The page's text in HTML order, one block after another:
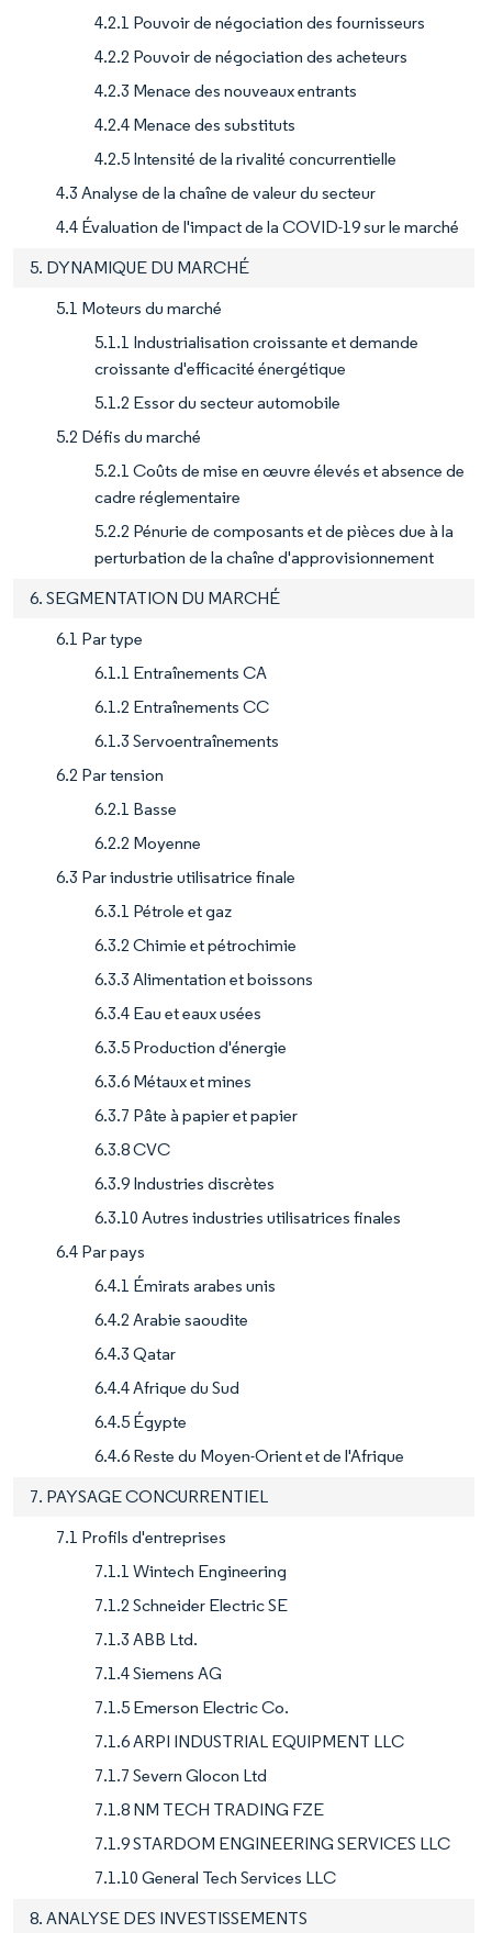
4.2.1 Pouvoir de négociation des fournisseurs
4.2.2 Pouvoir de négociation des acheteurs
4.2.3 Menace des nouveaux entrants
4.2.4 Menace des substituts
4.2.5 Intensité de la rivalité concurrentielle
4.3 Analyse de la chaîne de valeur du secteur
4.4 Évaluation de l'impact de la COVID-19 sur le marché
5. DYNAMIQUE DU MARCHÉ
5.1 Moteurs du marché
5.1.1 Industrialisation croissante et demande
croissante d'efficacité énergétique
5.1.2 Essor du secteur automobile
5.2 Défis du marché
5.2.1 Coûts de mise en œuvre élevés et absence de
cadre réglementaire
5.2.2 Pénurie de composants et de pièces due à la
perturbation de la chaîne d'approvisionnement
6. SEGMENTATION DU MARCHÉ
6.1 Par type
6.1.1 Entraînements CA
6.1.2 Entraînements CC
6.1.3 Servoentraînements
6.2 Par tension
6.2.1 Basse
6.2.2 Moyenne
6.3 Par industrie utilisatrice finale
6.3.1 Pétrole et gaz
6.3.2 Chimie et pétrochimie
6.3.3 Alimentation et boissons
6.3.4 Eau et eaux usées
6.3.5 Production d'énergie
6.3.6 Métaux et mines
6.3.7 Pâte à papier et papier
6.3.8 CVC
6.3.9 Industries discrètes
6.3.10 Autres industries utilisatrices finales
6.4 Par pays
6.4.1 Émirats arabes unis
6.4.2 Arabie saoudite
6.4.3 Qatar
6.4.4 Afrique du Sud
6.4.5 Égypte
6.4.6 Reste du Moyen-Orient et de l'Afrique
7. PAYSAGE CONCURRENTIEL
7.1 Profils d'entreprises
7.1.1 Wintech Engineering
7.1.2 Schneider Electric SE
7.1.3 ABB Ltd.
7.1.4 Siemens AG
7.1.5 Emerson Electric Co.
7.1.6 ARPI INDUSTRIAL EQUIPMENT LLC
7.1.7 Severn Glocon Ltd
7.1.8 NM TECH TRADING FZE
7.1.9 STARDOM ENGINEERING SERVICES LLC
7.1.10 General Tech Services LLC
8. ANALYSE DES INVESTISSEMENTS